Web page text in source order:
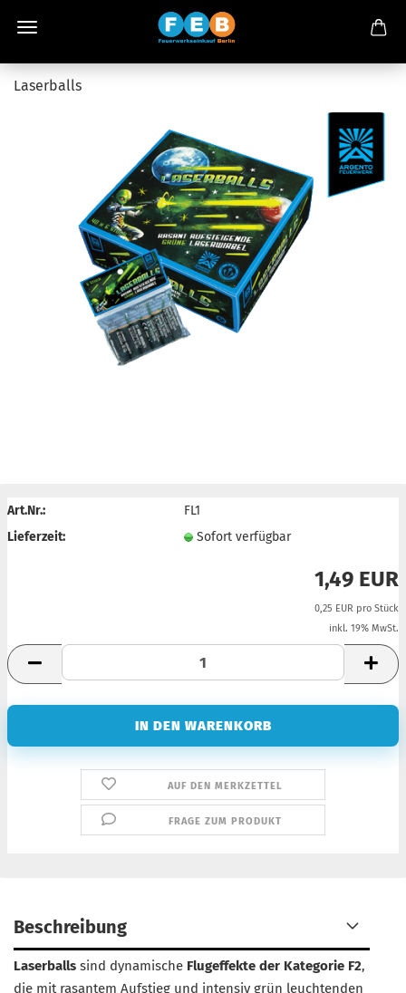
Laserballs
Art.Nr.:
FL1
Lieferzeit:
Sofort verfügbar
1,49 EUR
0,25 EUR pro Stück
inkl. 19% MwSt.
AUF DEN MERKZETTEL
FRAGE ZUM PRODUKT
Beschreibung
Laserballs sind dynamische Flugeffekte der Kategorie F2,
die mit rasantem Aufstieg und intensiv grün leuchtenden